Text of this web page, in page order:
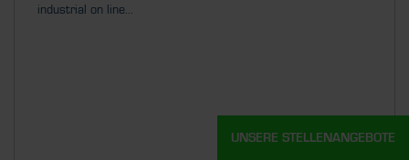
industrial on line...
UNSERE STELLENANGEBOTE